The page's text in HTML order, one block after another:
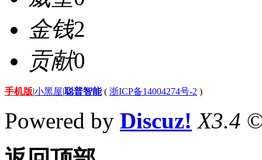
金钱2
贡献0
手机版|小黑屋|聪普智能( 浙ICP备14004274号-2 )
Powered by Discuz! X3.4